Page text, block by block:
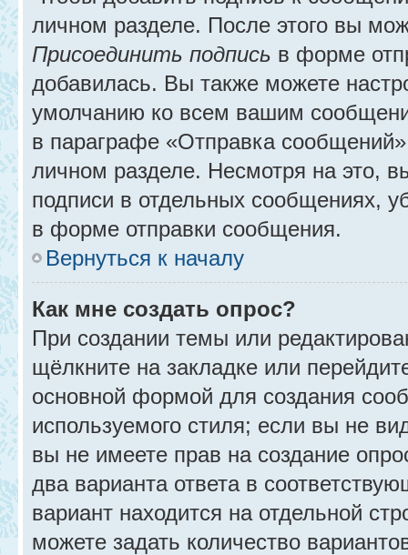
личном разделе. После этого вы
Присоединить подпись в форме
добавилась. Вы также можете
умолчанию ко всем вашим
в параграфе «Отправка
личном разделе. Несмотря на это,
подписи в отдельных сообщениях,
в форме отправки сообщения.
Вернуться к началу
Как мне создать опрос?
При создании темы или
щёлкните на закладке или
основной формой для создания
используемого стиля; если вы не
вы не имеете прав на создание
два варианта ответа в
вариант находится на отдельной
можете задать количество